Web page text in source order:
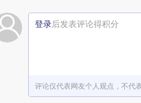
登录后发表评论得积分
评论仅代表网友个人观点，不代